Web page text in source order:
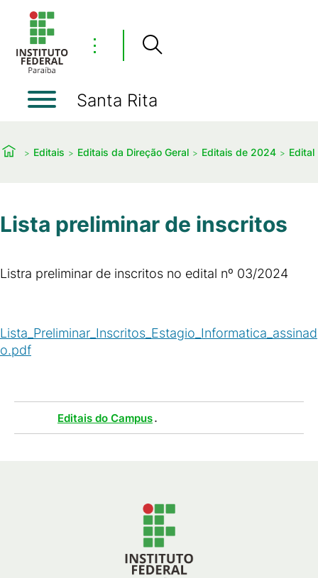
⋮
Santa Rita
Editais Editais da Direção Geral Editais de 2024
Lista preliminar de inscritos
Listra preliminar de inscritos no edital nº 03/2024
Lista_Preliminar_Inscritos_Estagio_Informatica_assinad
o.pdf
Editais do Campus.